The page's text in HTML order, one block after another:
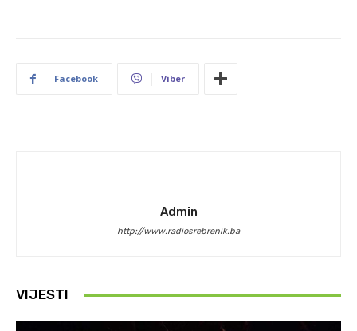
Facebook Viber
Admin
http://www.radiosrebrenik.ba
VIJESTI